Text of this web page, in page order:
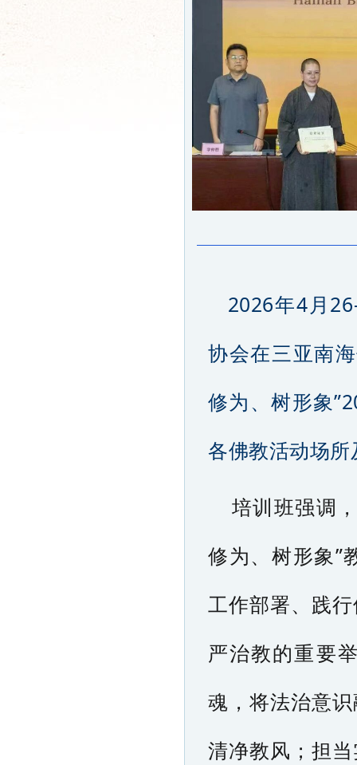
2026年4月
协会在三亚南
修为、树形象
各佛教活动场
培训班强调
修为、树形象”
工作部署、践
严治教的重要
魂，将法治意
清净教风；担